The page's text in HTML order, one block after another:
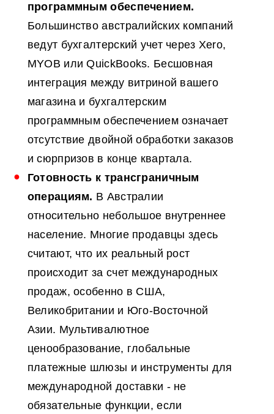
программным обеспечением.
Большинство австралийских компаний
ведут бухгалтерский учет через Xero,
MYOB или QuickBooks. Бесшовная
интеграция между витриной вашего
магазина и бухгалтерским
программным обеспечением означает
отсутствие двойной обработки заказов
и сюрпризов в конце квартала.
Готовность к трансграничным
операциям. В Австралии
относительно небольшое внутреннее
население. Многие продавцы здесь
считают, что их реальный рост
происходит за счет международных
продаж, особенно в США,
Великобритании и Юго-Восточной
Азии. Мультивалютное
ценообразование, глобальные
платежные шлюзы и инструменты для
международной доставки - не
обязательные функции, если